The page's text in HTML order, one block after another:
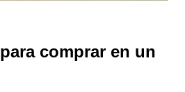
comprar en un